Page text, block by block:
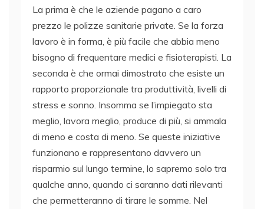
La prima è che le aziende pagano a caro
prezzo le polizze sanitarie private. Se la forza
lavoro è in forma, è più facile che abbia meno
bisogno di frequentare medici e fisioterapisti. La
seconda è che ormai dimostrato che esiste un
rapporto proporzionale tra produttività, livelli di
stress e sonno. Insomma se l’impiegato sta
meglio, lavora meglio, produce di più, si ammala
di meno e costa di meno. Se queste iniziative
funzionano e rappresentano davvero un
risparmio sul lungo termine, lo sapremo solo tra
qualche anno, quando ci saranno dati rilevanti
che permetteranno di tirare le somme. Nel